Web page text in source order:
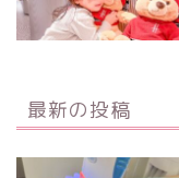
最新の投稿